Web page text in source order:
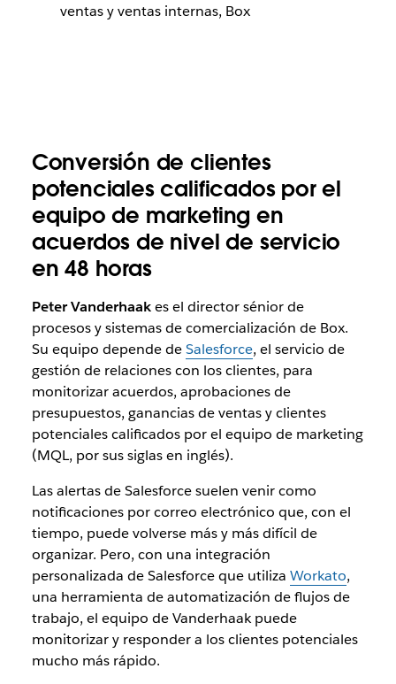
ventas y ventas internas, Box
Conversión de clientes
potenciales calificados por el
equipo de marketing en
acuerdos de nivel de servicio
en 48 horas
Peter Vanderhaakes el director sénior de
procesos y sistemas de comercialización de Box.
Su equipo depende deSalesforce, el servicio de
gestión de relaciones con los clientes, para
monitorizar acuerdos, aprobaciones de
presupuestos, ganancias de ventas y clientes
potenciales calificados por el equipo de marketing
(MQL, por sus siglas en inglés).
Las alertas de Salesforce suelen venir como
notificaciones por correo electrónico que, con el
tiempo, puede volverse más y más difícil de
organizar. Pero, con una integración
personalizada de Salesforce que utiliza Workato,
una herramienta de automatización de flujos de
trabajo, el equipo de Vanderhaak puede
monitorizar y responder a los clientes potenciales
mucho más rápido.